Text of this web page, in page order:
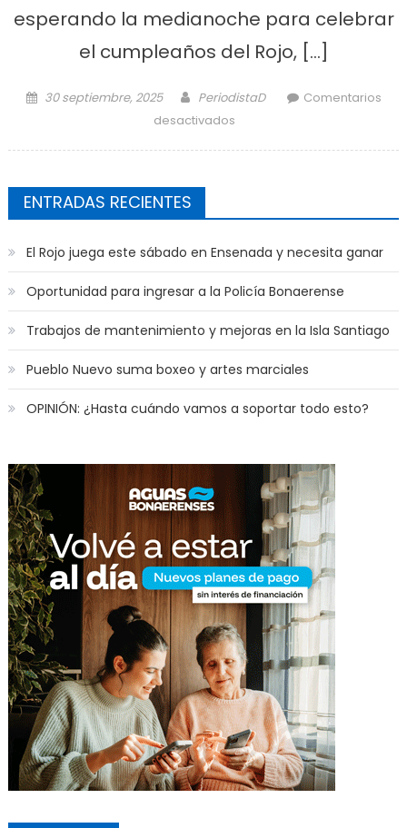
esperando la medianoche para celebrar
el cumpleaños del Rojo, […]
Posted on
30 septiembre, 2025 Author
PeriodistaD
Comentarios
desactivados
ENTRADAS RECIENTES
El Rojo juega este sábado en Ensenada y necesita ganar
Oportunidad para ingresar a la Policía Bonaerense
Trabajos de mantenimiento y mejoras en la Isla Santiago
Pueblo Nuevo suma boxeo y artes marciales
OPINIÓN: ¿Hasta cuándo vamos a soportar todo esto?